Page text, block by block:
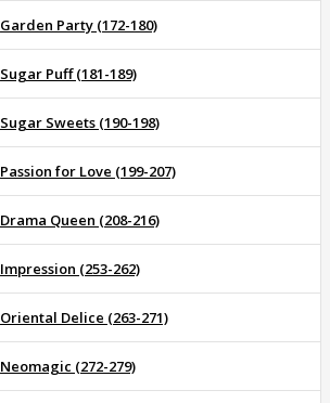
Garden Party (172-180)
Sugar Puff (181-189)
Sugar Sweets (190-198)
Passion for Love (199-207)
Drama Queen (208-216)
Impression (253-262)
Oriental Delice (263-271)
Neomagic (272-279)